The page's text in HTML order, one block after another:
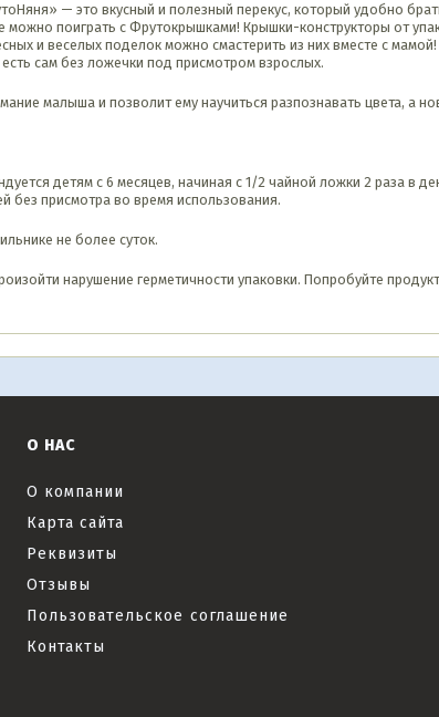
— это вкусный и полезный перекус, который удобно
можно поиграть с Фрутокрышками! Крышки-конструкторы от
и веселых поделок можно смастерить из них вместе с
сам без ложечки под присмотром взрослых.
малыша и позволит ему научиться разпознавать цвета, а
детям с 6 месяцев, начиная с 1/2 чайной ложки 2 раза в
без присмотра во время использования.
не более суток.
нарушение герметичности упаковки. Попробуйте
О НАС
О компании
Карта сайта
Реквизиты
Отзывы
Пользовательское соглашение
Контакты